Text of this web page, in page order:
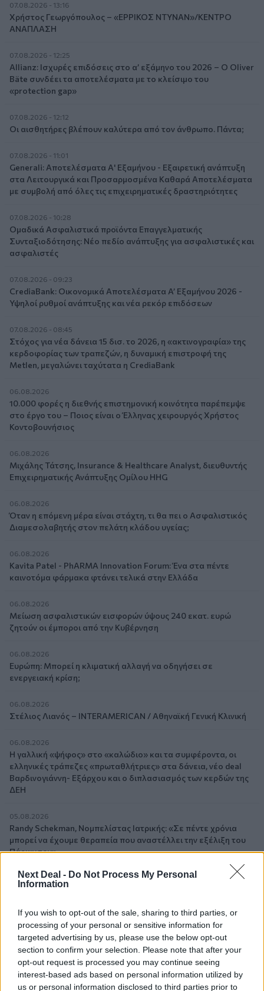
Next Deal - Do Not Process My Personal
Information
If you wish to opt-out of the sale, sharing to third parties, or
processing of your personal or sensitive information for
targeted advertising by us, please use the below opt-out
section to confirm your selection. Please note that after your
opt-out request is processed you may continue seeing
interest-based ads based on personal information utilized by
us or personal information disclosed to third parties prior to
07.08.2026 - 13:16
Χρήστος Γεωργόπουλος – «ΕΡΡΙΚΟΣ ΝΤΥΝΑΝ»/ΚΕΝΤΡΟ
ΑΝΑΠΛΑΣΗ
07.08.2026 - 12:25
Allianz: Ισχυρές επιδόσεις στο α’ εξάμηνο του 2026 – Ο Oliver
Bäte συνδέει τα αποτελέσματα με το κλείσιμο του
«protection gap»
07.08.2026 - 12:12
Οι αισθητήρες βλέπουν καλύτερα από τον άνθρωπο. Πάντα;
07.08.2026 - 11:01
Generali: Αποτελέσματα Α' Εξαμήνου - Εξαιρετική ανάπτυξη
στα Λειτουργικά και Προσαρμοσμένα Καθαρά Αποτελέσματα
με συμβολή από όλες τις επιχειρηματικές δραστηριότητες
07.08.2026 - 10:28
Ομαδικά Ασφαλιστικά προϊόντα Επαγγελματικής
Συνταξιοδότησης: Νέο πεδίο ανάπτυξης για ασφαλιστικές και
ασφαλιστές
07.08.2026 - 09:23
CrediaBank: Οικονομικά Αποτελέσματα A’ Εξαμήνου 2026 -
Υψηλοί ρυθμοί ανάπτυξης και νέα ρεκόρ επιδόσεων
07.08.2026 - 08:45
Στόχος για νέα δάνεια 15 δισ. το 2026, η «ακτινογραφία» της
κερδοφορίας των τραπεζών, η δυναμική επιστροφή της
Metlen, μεγαλώνει ταχύτατα η CrediaBank
06.08.2026
10.000 φορές η διεθνής επιστημονική κοινότητα παρέπεμψε
στο έργο του – Ποιος είναι ο Έλληνας χειρουργός Χρήστος
Κοντοβουνήσιος
06.08.2026
Μιχάλης Τάτσης, Insurance & Healthcare Analyst, διευθυντής
Επιχειρηματικής Ανάπτυξης Ομίλου HHG
06.08.2026
Όταν η επόμενη μέρα είναι στάχτη, τι θα πει ο Ασφαλιστικός
Διαμεσολαβητής στον πελάτη κλάδου υγείας;
06.08.2026
Kavita Patel - PhARMA Innovation Forum: Ένα στα πέντε
καινοτόμα φάρμακα φτάνει τελικά στην Ελλάδα
06.08.2026
Μείωση ασφαλιστικών εισφορών ύψους 240 εκατ. ευρώ
ζητούν οι έμποροι από την Κυβέρνηση
06.08.2026
Ευρώπη: Μπορεί η κλιματική αλλαγή να οδηγήσει σε
ενεργειακή κρίση;
06.08.2026
Στέλιος Λιανός – INTERAMERICAN / Αθηναϊκή Γενική Κλινική
06.08.2026
Η γαλλική «ψήφος» στο «καλώδιο» και τα συμφέροντα, οι
ελληνικές τράπεζες «πρωταθλήτριες» στα δάνεια, νέο deal
Βαρδινογιάννη- Εξάρχου και ο διπλασιασμός των κερδών της
ΔΕΗ
05.08.2026
Randy Schekman, Νομπελίστας Ιατρικής: «Σε πέντε χρόνια
μπορεί να έχουμε θεραπεία που αναστέλλει την εξέλιξη του
Πάρκινσον»
05.08.2026
Ε.Ε και παράνομη μετανάστευση: προτάσεις και δράσεις με
05.08.2026
Αντώνης Βουκλαρής - «ΕΡΡΙΚΟΣ ΝΤΥΝΑΝ»
05.08.2026
Η νέα εποχή στην εκπαίδευση των ασφαλιστικών